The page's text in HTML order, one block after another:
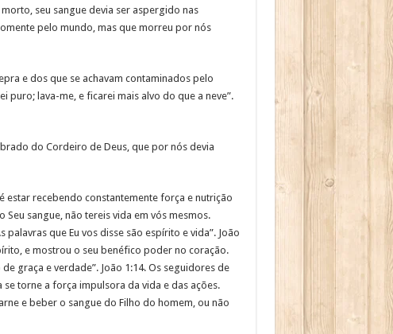
seu sangue devia ser aspergido nas
pelo mundo, mas que morreu por nós
e dos que se achavam contaminados pelo
puro; lava-me, e ficarei mais alvo do que a neve”.
do Cordeiro de Deus, que por nós devia
estar recebendo constantemente força e nutrição
Seu sangue, não tereis vida em vós mesmos.
que Eu vos disse são espírito e vida”. João
e mostrou o seu benéfico poder no coração.
graça e verdade”. João 1:14. Os seguidores de
torne a força impulsora da vida e das ações.
e beber o sangue do Filho do homem, ou não